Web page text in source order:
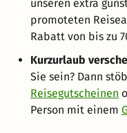
unseren extra
promoteten
Rabatt von bis zu
Kurzurlaub
Sie sein? Dann
Reisegutscheinen
Person mit einem